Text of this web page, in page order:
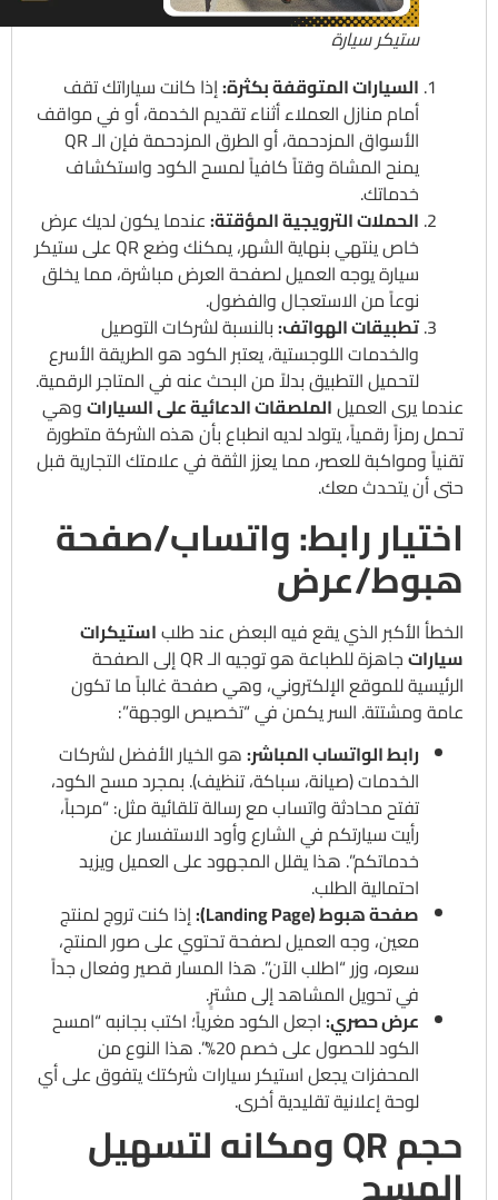
ستيكر سيارة
السيارات المتوقفة بكثرة:إذا كانت سياراتك تقف
أمام منازل العملاء أثناء تقديم الخدمة، أو في مواقف
الأسواق المزدحمة، أو الطرق المزدحمة فإن الـ QR
يمنح المشاة وقتاً كافياً لمسح الكود واستكشاف
خدماتك.
الحملات الترويجية المؤقتة:عندما يكون لديك عرض
خاص ينتهي بنهاية الشهر، يمكنك وضع QR على ستيكر
سيارة يوجه العميل لصفحة العرض مباشرة، مما يخلق
نوعاً من الاستعجال والفضول.
تطبيقات الهواتف:بالنسبة لشركات التوصيل
والخدمات اللوجستية، يعتبر الكود هو الطريقة الأسرع
لتحميل التطبيق بدلاً من البحث عنه في المتاجر الرقمية.
عندما يرى العميلالملصقات الدعائية على السياراتوهي
تحمل رمزاً رقمياً، يتولد لديه انطباع بأن هذه الشركة متطورة
تقنياً ومواكبة للعصر، مما يعزز الثقة في علامتك التجارية قبل
حتى أن يتحدث معك.
اختيار رابط: واتساب/صفحة
هبوط/عرض
الخطأ الأكبر الذي يقع فيه البعض عند طلباستيكرات
سيارات
جاهزة للطباعة هو توجيه الـ QR إلى الصفحة
الرئيسية للموقع الإلكتروني، وهي صفحة غالباً ما تكون
عامة ومشتتة. السر يكمن في “تخصيص الوجهة”:
رابط الواتساب المباشر:هو الخيار الأفضل لشركات
الخدمات (صيانة، سباكة، تنظيف). بمجرد مسح الكود،
تفتح محادثة واتساب مع رسالة تلقائية مثل: “مرحباً،
رأيت سيارتكم في الشارع وأود الاستفسار عن
خدماتكم”. هذا يقلل المجهود على العميل ويزيد
احتمالية الطلب.
صفحة هبوط (Landing Page):
إذا كنت تروج لمنتج
معين، وجه العميل لصفحة تحتوي على صور المنتج،
سعره، وزر “اطلب الآن”. هذا المسار قصير وفعال جداً
في تحويل المشاهد إلى مشترٍ.
عرض حصري:اجعل الكود مغرياً؛ اكتب بجانبه “امسح
الكود للحصول على خصم 20%”. هذا النوع من
المحفزات يجعل استيكر سيارات شركتك يتفوق على أي
لوحة إعلانية تقليدية أخرى.
حجم QR ومكانه لتسهيل